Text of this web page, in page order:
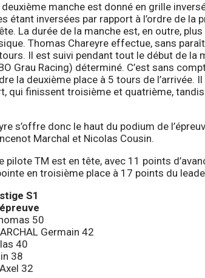
manche est donné en grille
étant inversées par rapport à l’ordre de la
La durée de la manche est, en outre,
Thomas Chareyre effectue, sans
Il est suivi pendant tout le début de la
Grau Racing) déterminé. C’est sans
la deuxième place à 5 tours de l’arrivée.
qui finissent troisième et quatrième,
s’offre donc le haut du podium de
Marchal et Nicolas Cousin.
pilote TM est en tête, avec 11 points
en troisième place à 17 points du
S1
50
Germain 42
40
38
32